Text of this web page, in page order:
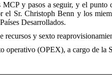
y pasos a seguir, y el punto
el Sr. Christoph Benn y los
Desarrollados.
recursos y sexto
operativo (OPEX), a cargo de